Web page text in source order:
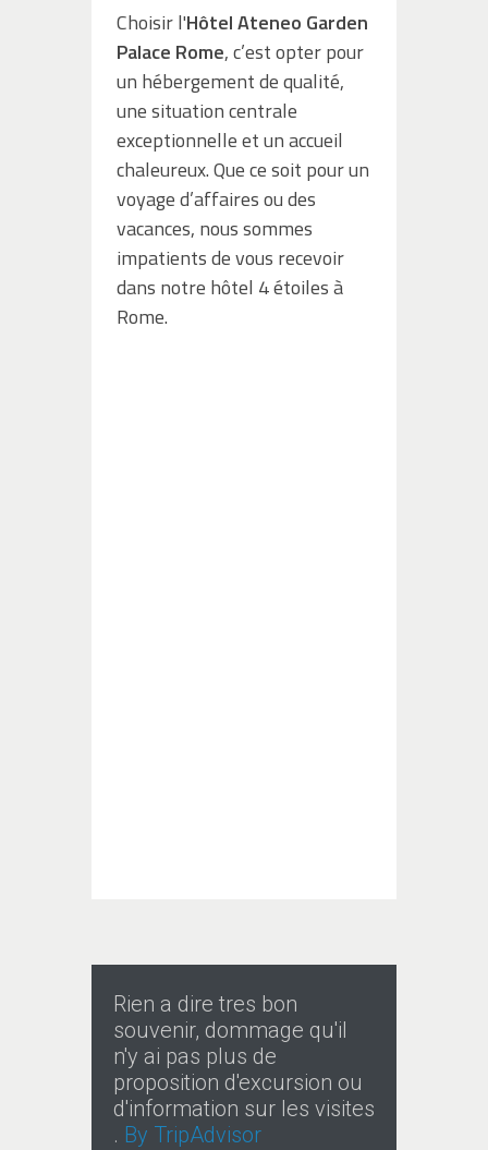
Choisir l'Hôtel Ateneo Garden
Palace Rome, c’est opter pour
un hébergement de qualité,
une situation centrale
exceptionnelle et un accueil
chaleureux. Que ce soit pour un
voyage d’affaires ou des
vacances, nous sommes
impatients de vous recevoir
dans notre hôtel 4 étoiles à
Rome.
Rien a dire tres bon
souvenir, dommage qu'il
n'y ai pas plus de
proposition d'excursion ou
d'information sur les visites
. By TripAdvisor